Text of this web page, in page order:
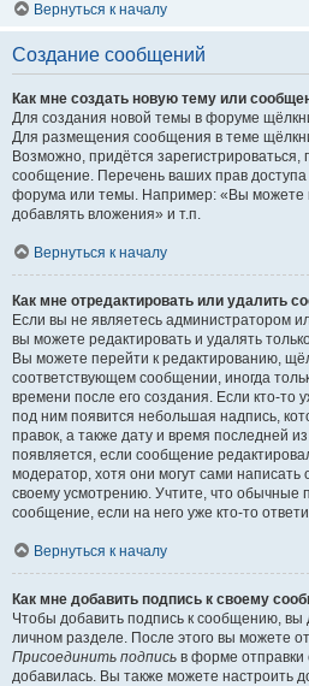
Вернуться к началу
Создание сообщений
Как мне создать новую тему или
Для создания новой темы в форуме
Для размещения сообщения в теме
Возможно, придётся
сообщение. Перечень ваших прав доступа
форума или темы. Например: «Вы можете
добавлять вложения» и т.п.
Вернуться к началу
Как мне отредактировать или удалить
Если вы не являетесь администратором
вы можете редактировать и удалять
Вы можете перейти к редактированию,
соответствующем сообщении, иногда
времени после его создания. Если кто-то
под ним появится небольшая надпись,
правок, а также дату и время последней
появляется, если сообщение
модератор, хотя они могут сами
своему усмотрению. Учтите, что обычные
сообщение, если на него уже кто-то
Вернуться к началу
Как мне добавить подпись к своему
Чтобы добавить подпись к сообщению, вы
личном разделе. После этого вы можете
Присоединить подпись в форме
добавилась. Вы также можете настроить